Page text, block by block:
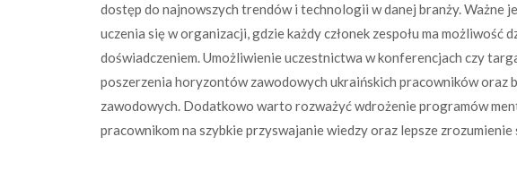
dostęp do najnowszych trendów i technologii w danej branży. Ważne
uczenia się w organizacji, gdzie każdy członek zespołu ma możliwość
doświadczeniem. Umożliwienie uczestnictwa w konferencjach czy
poszerzenia horyzontów zawodowych ukraińskich pracowników oraz
zawodowych. Dodatkowo warto rozważyć wdrożenie programów
pracownikom na szybkie przyswajanie wiedzy oraz lepsze